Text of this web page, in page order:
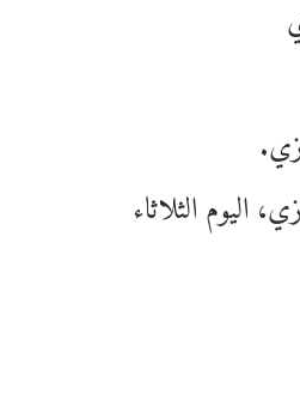
اليوم الثلاثاء